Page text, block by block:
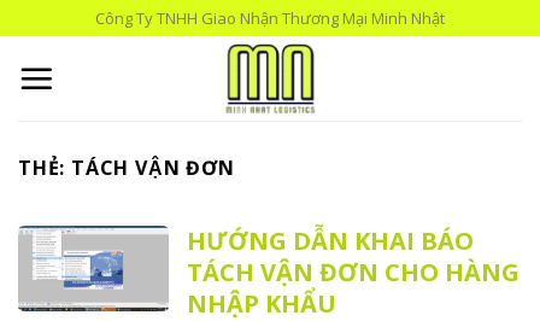
to
content
Công Ty TNHH Giao Nhận Thương Mại Minh Nhật
THẺ: TÁCH VẬN ĐƠN
HƯỚNG DẪN KHAI BÁO
TÁCH VẬN ĐƠN CHO HÀNG
NHẬP KHẨU